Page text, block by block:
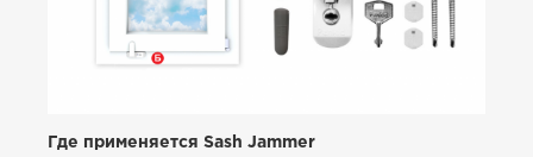
Где применяется Sash Jammer